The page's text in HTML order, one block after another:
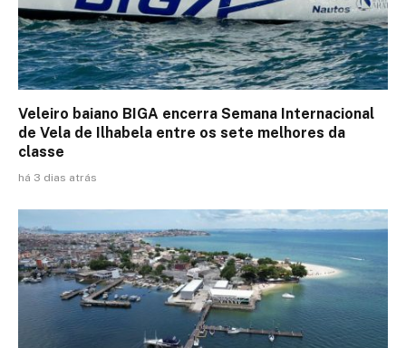
Veleiro baiano BIGA encerra Semana Internacional
de Vela de Ilhabela entre os sete melhores da
classe
há 3 dias atrás